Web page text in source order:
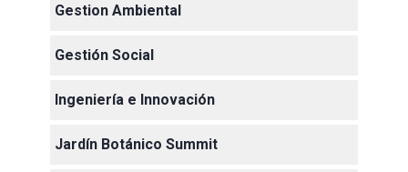
Gestion Ambiental
Gestión Social
Ingeniería e Innovación
Jardín Botánico Summit